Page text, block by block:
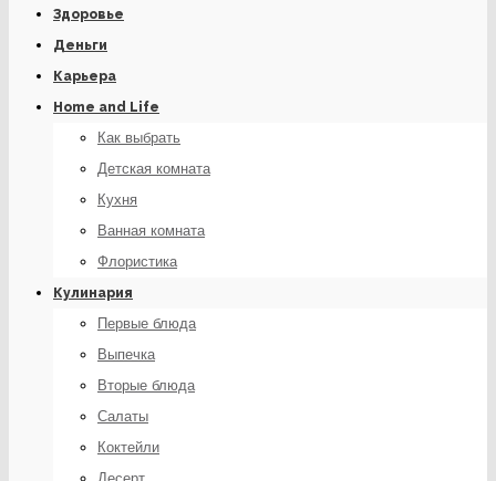
Здоровье
Деньги
Карьера
Home and Life
Как выбрать
Детская комната
Кухня
Ванная комната
Флористика
Кулинария
Первые блюда
Выпечка
Вторые блюда
Салаты
Коктейли